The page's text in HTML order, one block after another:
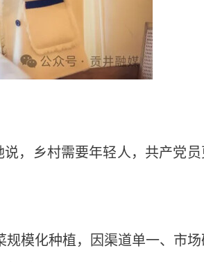
说，乡村需要年轻人，共产党
模化种植，因渠道单一、市